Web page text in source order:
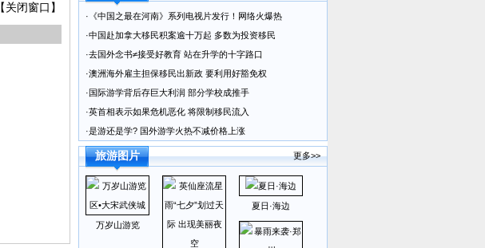
闭窗口】
· 《中国之最在河南》系列电视片发行！网络火爆热
·中国赴加拿大移民积案逾十万起 多数为投资移民
·去国外念书≠接受好教育 站在升学的十字路口
·澳洲海外雇主担保移民出新政 要利用好豁免权
· 国际游学背后存巨大利润 部分学校成推手
·英首相表示如果危机恶化 将限制移民流入
·是游还是学? 国外游学火热不减价格上涨
旅游图片 更多>>
万岁山游览
夏日·海边